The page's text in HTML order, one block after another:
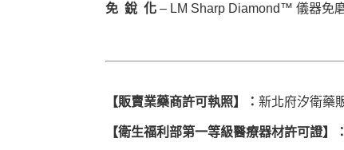
免 銳 化 – LM Sharp Diamond™ 儀器免
【販賣業藥商許可執照】： 新北府汐衛藥
【衛生福利部第一等級醫療器材許可證】：